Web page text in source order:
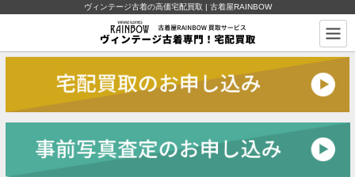
ヴィンテージ古着の高価宅配買取 | 古着屋RAINBOW